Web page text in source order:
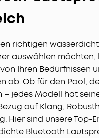
richtigen
auswählen
Ihren Bedürfnissen
ab. Ob für den Pool,
– jedes Modell hat
auf Klang,
Hier sind unsere Top-
Bluetooth